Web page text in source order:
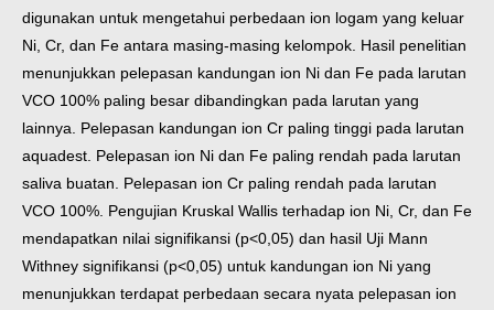
digunakan untuk mengetahui perbedaan ion logam yang keluar
Ni, Cr, dan Fe antara masing-masing kelompok. Hasil penelitian
menunjukkan pelepasan kandungan ion Ni dan Fe pada larutan
VCO 100% paling besar dibandingkan pada larutan yang
lainnya. Pelepasan kandungan ion Cr paling tinggi pada larutan
aquadest. Pelepasan ion Ni dan Fe paling rendah pada larutan
saliva buatan. Pelepasan ion Cr paling rendah pada larutan
VCO 100%. Pengujian Kruskal Wallis terhadap ion Ni, Cr, dan Fe
mendapatkan nilai signifikansi (p<0,05) dan hasil Uji Mann
Withney signifikansi (p<0,05) untuk kandungan ion Ni yang
menunjukkan terdapat perbedaan secara nyata pelepasan ion